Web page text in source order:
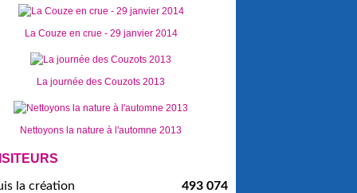
La Couze en crue - 29 janvier 2014
La journée des Couzots 2013
Nettoyons la nature à l'automne 2013
la création 493 074